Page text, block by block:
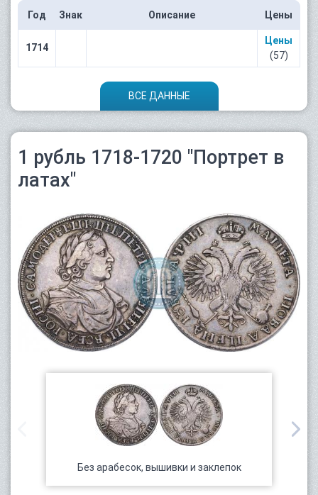
Год Знак Описание Цены
1714
Цены
(57)
ВСЕ ДАННЫЕ
1 рубль 1718-1720 "Портрет в
латах"
Без арабесок, вышивки и заклепок